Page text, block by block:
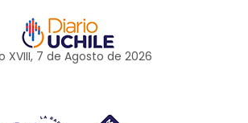
XVIII, 7 de Agosto de 2026